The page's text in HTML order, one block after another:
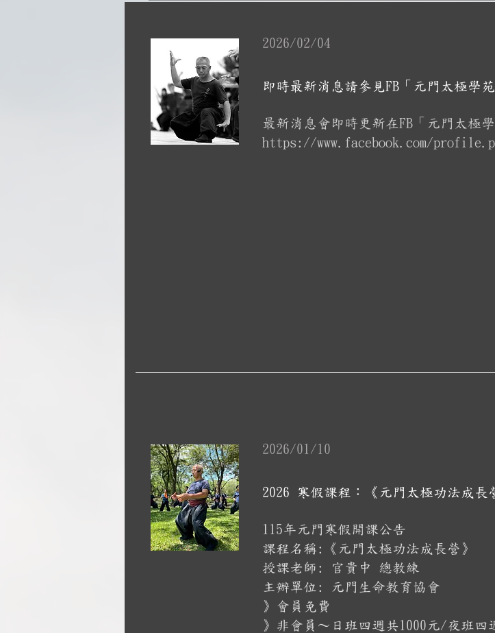
2026/02/04
即時最新消息請參見FB「元門太極學苑
最新消息會即時更新在FB「元門太極
https://www.facebook.com/
2026/01/10
2026 寒假課程：《元門太極功法成長
115年元門寒假開課公告
課程名稱:《元門太極功法成長營》
授課老師: 官貴中 總教練
主辦單位: 元門生命教育協會
》會員免費
》非會員～日班四週共1000元/夜班四